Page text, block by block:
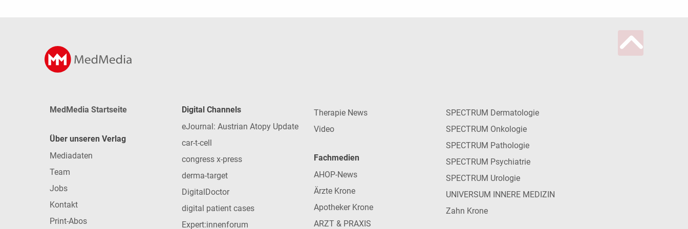
MedMedia Startseite
Über unseren Verlag
Mediadaten
Team
Jobs
Kontakt
Print-Abos
Digital Channels
eJournal: Austrian Atopy Update
car-t-cell
congress x-press
derma-target
DigitalDoctor
digital patient cases
Expert:innenforum
Therapie News
Video
Fachmedien
AHOP-News
Ärzte Krone
Apotheker Krone
ARZT & PRAXIS
SPECTRUM Dermatologie
SPECTRUM Onkologie
SPECTRUM Pathologie
SPECTRUM Psychiatrie
SPECTRUM Urologie
UNIVERSUM INNERE MEDIZIN
Zahn Krone